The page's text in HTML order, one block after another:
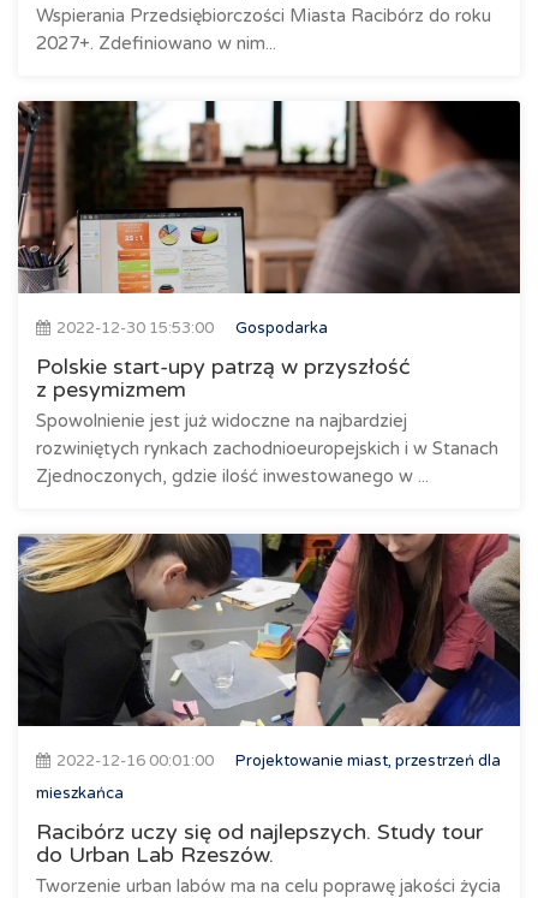
Wspierania Przedsiębiorczości Miasta Racibórz do roku
2027+. Zdefiniowano w nim...
2022-12-30 15:53:00 Gospodarka
Polskie start-upy patrzą w przyszłość
z pesymizmem
Spowolnienie jest już widoczne na najbardziej
rozwiniętych rynkach zachodnioeuropejskich i w Stanach
Zjednoczonych, gdzie ilość inwestowanego w ...
2022-12-16 00:01:00
Projektowanie miast, przestrzeń dla
mieszkańca
Racibórz uczy się od najlepszych. Study tour
do Urban Lab Rzeszów.
Tworzenie urban labów ma na celu poprawę jakości życia